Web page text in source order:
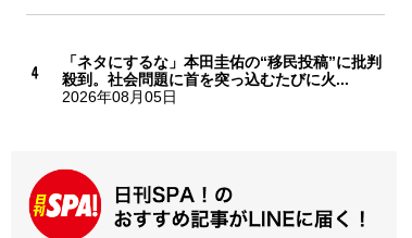
「ネタにするな」本田圭佑の“移民投稿”に批判
殺到。社会問題に首を突っ込むたびに火...
2026年08月05日